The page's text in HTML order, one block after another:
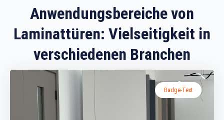
Anwendungsbereiche von
Laminattüren: Vielseitigkeit in
verschiedenen Branchen
Badge-Text